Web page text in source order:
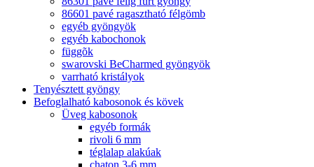
86601 pavé ragasztható félgömb
egyéb gyöngyök
egyéb kabochonok
függõk
swarovski BeCharmed gyöngyök
varrható kristályok
Tenyésztett gyöngy
Befoglalható kabosonok és kövek
Üveg kabosonok
egyéb formák
rivoli 6 mm
téglalap alakúak